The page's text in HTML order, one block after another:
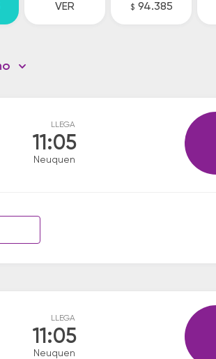
VER $ 94.385
LLEGA
11:05
Neuquen
LLEGA
11:05
Neuquen